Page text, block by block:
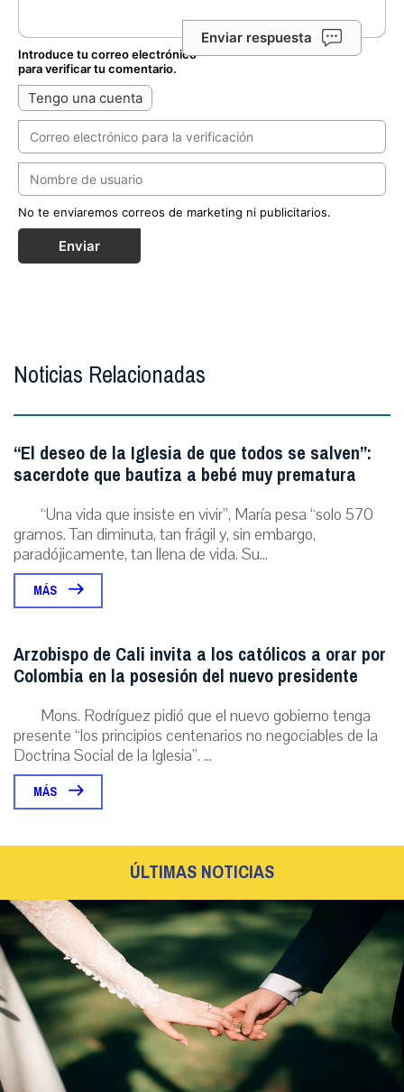
Enviar respuesta
Introduce tu correo electrónico
para verificar tu comentario.
Tengo una cuenta
No te enviaremos correos de marketing ni publicitarios.
Enviar
Noticias Relacionadas
“El deseo de la Iglesia de que todos se salven”:
sacerdote que bautiza a bebé muy prematura
“Una vida que insiste en vivir”, María pesa “solo 570
gramos. Tan diminuta, tan frágil y, sin embargo,
paradójicamente, tan llena de vida. Su...
MÁS
Arzobispo de Cali invita a los católicos a orar por
Colombia en la posesión del nuevo presidente
Mons. Rodríguez pidió que el nuevo gobierno tenga
presente “los principios centenarios no negociables de la
Doctrina Social de la Iglesia”. ...
MÁS
ÚLTIMAS NOTICIAS